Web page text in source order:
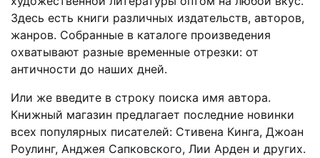
Здесь есть книги различных издательств, авторов,
жанров. Собранные в каталоге произведения
охватывают разные временные отрезки: от
античности до наших дней.
Или же введите в строку поиска имя автора.
Книжный магазин предлагает последние новинки
всех популярных писателей: Стивена Кинга, Джоан
Роулинг, Анджея Сапковского, Лии Арден и других.